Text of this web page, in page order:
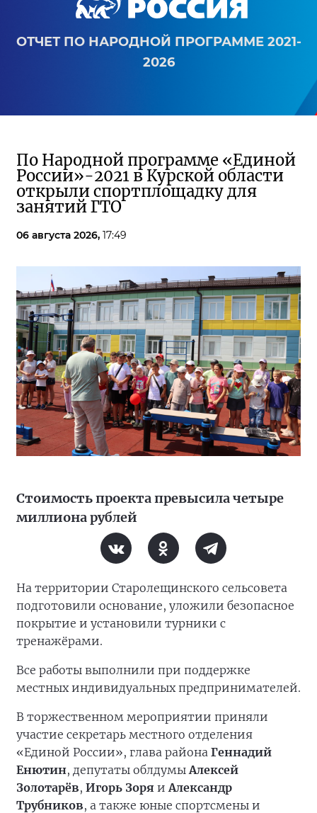
ОТЧЕТ ПО НАРОДНОЙ ПРОГРАММЕ 2021-
2026
По Народной программе «Единой
России»-2021 в Курской области
открыли спортплощадку для
занятий ГТО
06 августа 2026, 17:49
Стоимость проекта превысила четыре
миллиона рублей
На территории Старолещинского сельсовета
подготовили основание, уложили безопасное
покрытие и установили турники с
тренажёрами.
Все работы выполнили при поддержке
местных индивидуальных предпринимателей.
В торжественном мероприятии приняли
участие секретарь местного отделения
«Единой России», глава района Геннадий
Енютин, депутаты облдумыАлексей
Золотарёв, Игорь Зоря иАлександр
Трубников, а также юные спортсмены и